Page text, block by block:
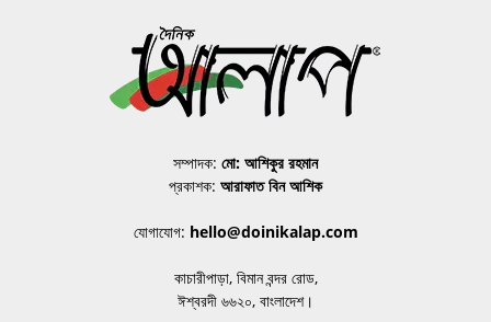
সম্পাদক: মো: আশিকুর রহমান
প্রকাশক: আরাফাত বিন আশিক
যোগাযোগ: hello@doinikalap.com
কাচারীপাড়া, বিমান বন্দর রোড,
ঈশ্বরদী ৬৬২০, বাংলাদেশ।